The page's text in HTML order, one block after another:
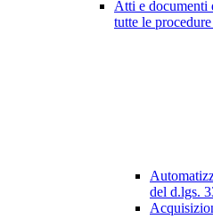
Atti e documenti
tutte le procedure
del d.lgs.